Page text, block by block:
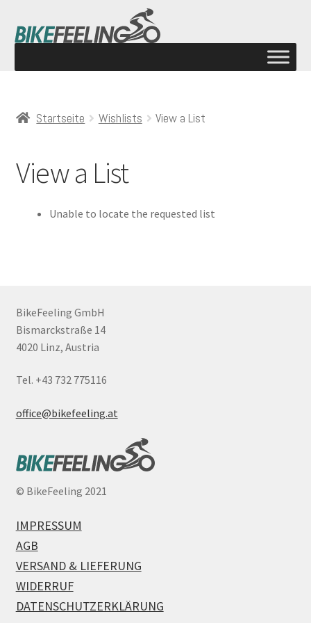
Startseite Wishlists View a List
View a List
Unable to locate the requested list
BikeFeeling GmbH
Bismarckstraße 14
4020 Linz, Austria
Tel. +43 732 775116
office@bikefeeling.at
© BikeFeeling 2021
IMPRESSUM
AGB
VERSAND & LIEFERUNG
WIDERRUF
DATENSCHUTZERKLÄRUNG